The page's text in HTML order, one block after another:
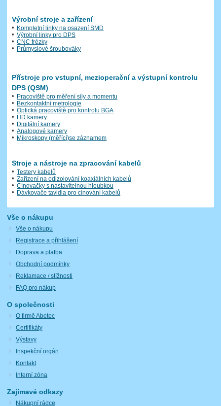
Výrobní stroje a zařízení
Kompletní linky na osazení SMD
Výrobní linky pro DPS
CNC frézky
Průmyslové šroubováky
Přístroje pro vstupní, mezioperační a výstupní kontrolu
DPS (QSM)
Pracoviště pro měření síly a momentu
Bezkontaktní metrologie
Optická pracoviště pro kontrolu BGA
HD kamery
Digitální kamery
Analogové kamery
Mikroskopy (měřící)se záznamem
Stroje a nástroje na zpracování kabelů
Testery kabelů
Zařízení na odizolování koaxiálních kabelů
Cínovačky s nastavitelnou hloubkou
Dávkovače tavidla pro cínování kabelů
Vše o nákupu
Vše o nákupu
Registrace a přihlášení
Doprava a platba
Obchodní podmínky
Reklamace / stížnosti
FAQ pro nákup
O společnosti
O firmě Abetec
Certifikáty
Výstavy
Inspekční orgán
Kontakt
Interní zóna
Zajímavé odkazy
Nákupní rádce